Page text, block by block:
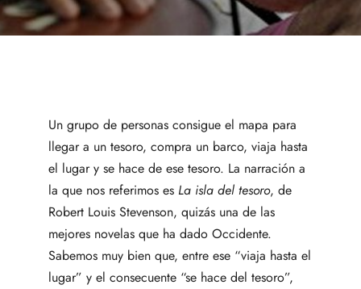
Un grupo de personas consigue el mapa para
llegar a un tesoro, compra un barco, viaja hasta
el lugar y se hace de ese tesoro. La narración a
la que nos referimos es La isla del tesoro, de
Robert Louis Stevenson, quizás una de las
mejores novelas que ha dado Occidente.
Sabemos muy bien que, entre ese “viaja hasta el
lugar” y el consecuente “se hace del tesoro”,